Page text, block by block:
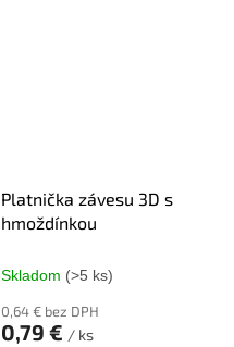
Platnička závesu 3D s
hmoždínkou
Skladom (>5 ks)
0,64 € bez DPH
0,79 € / ks